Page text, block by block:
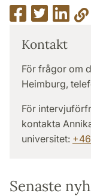
Kontakt
För frågor om
Heimburg,
För
kontakta
universitet:
Senaste